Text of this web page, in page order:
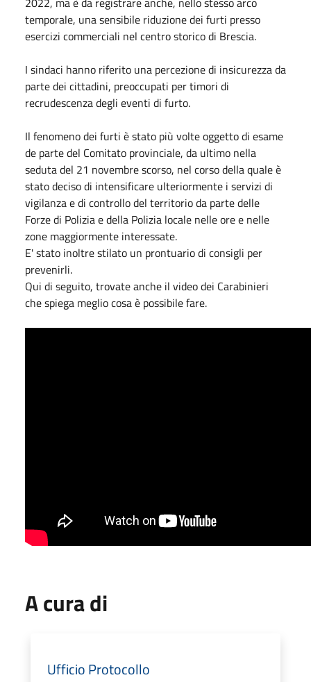
temporale, una sensibile riduzione dei furti presso
esercizi commerciali nel centro storico di Brescia.
I sindaci hanno riferito una percezione di insicurezza da
parte dei cittadini, preoccupati per timori di
recrudescenza degli eventi di furto.
Il fenomeno dei furti è stato più volte oggetto di esame
de parte del Comitato provinciale, da ultimo nella
seduta del 21 novembre scorso, nel corso della quale è
stato deciso di intensificare ulteriormente i servizi di
vigilanza e di controllo del territorio da parte delle
Forze di Polizia e della Polizia locale nelle ore e nelle
zone maggiormente interessate.
E' stato inoltre stilato un prontuario di consigli per
prevenirli.
Qui di seguito, trovate anche il video dei Carabinieri
che spiega meglio cosa è possibile fare.
A cura di
Ufficio Protocollo